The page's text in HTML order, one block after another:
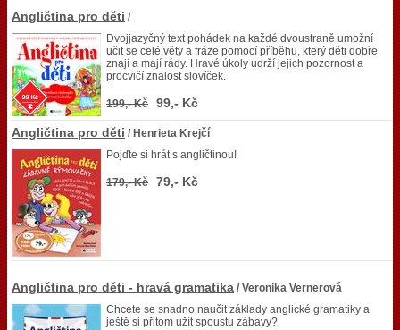
Angličtina pro děti /
Dvojjazyčný text pohádek na každé dvoustraně umožní
učit se celé věty a fráze pomocí příběhu, který děti dobře
znají a mají rády. Hravé úkoly udrží jejich pozornost a
procvičí znalost slovíček.
199,- Kč 99,- Kč
Angličtina pro děti / Henrieta Krejčí
Pojďte si hrát s angličtinou!
179,- Kč 79,- Kč
Angličtina pro děti - hravá gramatika / Veronika Vernerová
Chcete se snadno naučit základy anglické gramatiky a
ještě si přitom užít spoustu zábavy?